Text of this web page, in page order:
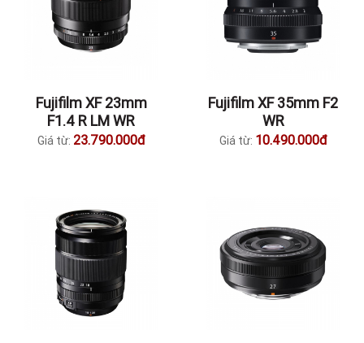
Fujifilm XF 23mm
F1.4 R LM WR
Giá từ: 23.790.000đ
Fujifilm XF 35mm F2
WR
Giá từ: 10.490.000đ